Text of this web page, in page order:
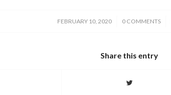
FEBRUARY 10, 2020
/ 0 COMMENTS
/
Share this entry